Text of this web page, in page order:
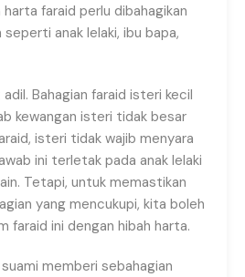
faraid perlu dibahagikan
seperti anak lelaki, ibu bapa,
Bahagian faraid isteri kecil
kewangan isteri tidak besar
isteri tidak wajib menyara
ini terletak pada anak lelaki
Tetapi, untuk memastikan
yang mencukupi, kita boleh
faraid ini dengan hibah harta.
memberi sebahagian